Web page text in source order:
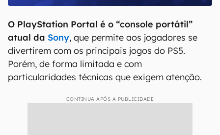
O PlayStation Portal é o “console portátil”
atual da Sony, que permite aos jogadores se
divertirem com os principais jogos do PS5.
Porém, de forma limitada e com
particularidades técnicas que exigem atenção.
CONTINUA APÓS A PUBLICIDADE